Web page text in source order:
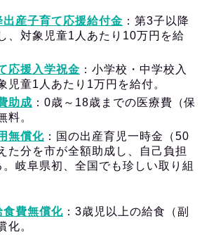
産子育て応援給付金 ：第3子以降
、対象児童1人あたり10万円を給
応援入学祝金 ：小学校・中学校入
児童1人あたり1万円を給付。
助成 ：0歳～18歳までの医療費（保
料。
無償化 ：国の出産育児一時金（50
た分を市が全額助成し、自己負担
。岐阜県初、全国でも珍しい取り組
食費無償化 ：3歳児以上の給食（副
化。